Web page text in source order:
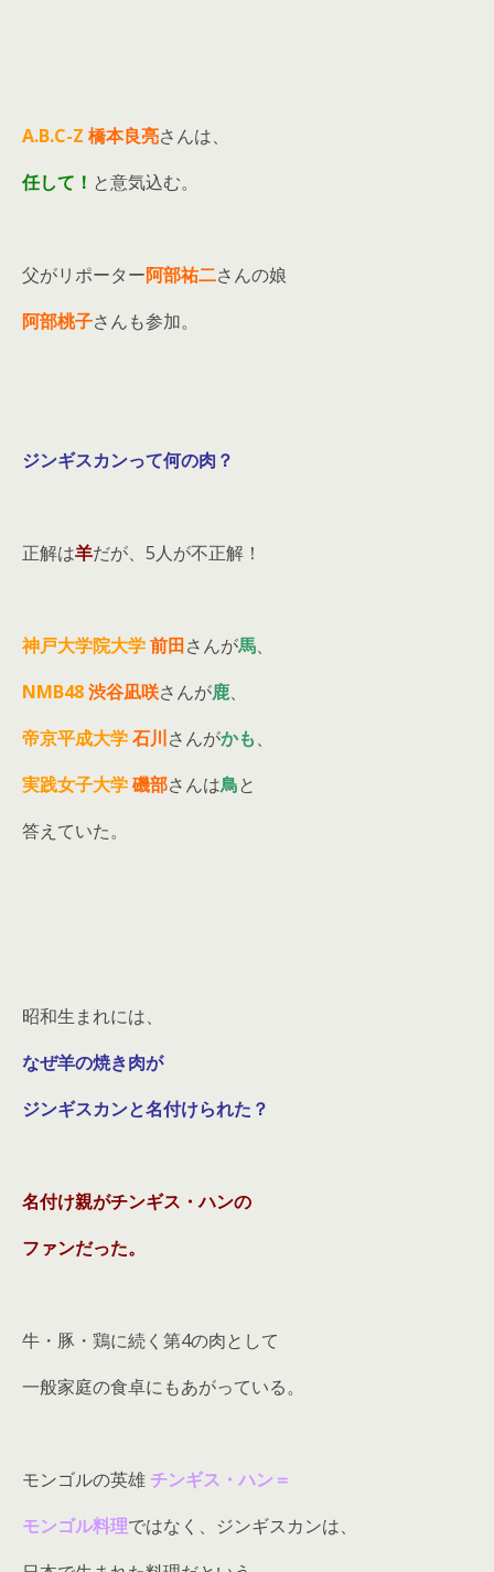
A.B.C-Z 橋本良亮さんは、
任して！ と意気込む。
父がリポーター阿部祐二さんの娘
阿部桃子さんも参加。
ジンギスカンって何の肉？
正解は羊だが、5人が不正解！
神戸大学院大学前田さんが馬、
NMB48渋谷凪咲さんが鹿、
帝京平成大学石川さんがかも、
実践女子大学磯部さんは鳥と
答えていた。
昭和生まれには、
なぜ羊の焼き肉が
ジンギスカンと名付けられた？
名付け親がチンギス・ハンの
ファンだった。
牛・豚・鶏に続く第4の肉として
一般家庭の食卓にもあがっている。
モンゴルの英雄 チンギス・ハン＝
モンゴル料理ではなく、ジンギスカンは、